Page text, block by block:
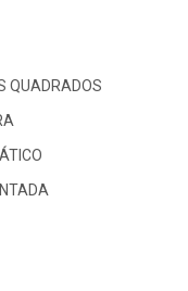
QUADRADOS